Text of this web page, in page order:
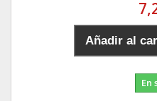
Añadir al
En